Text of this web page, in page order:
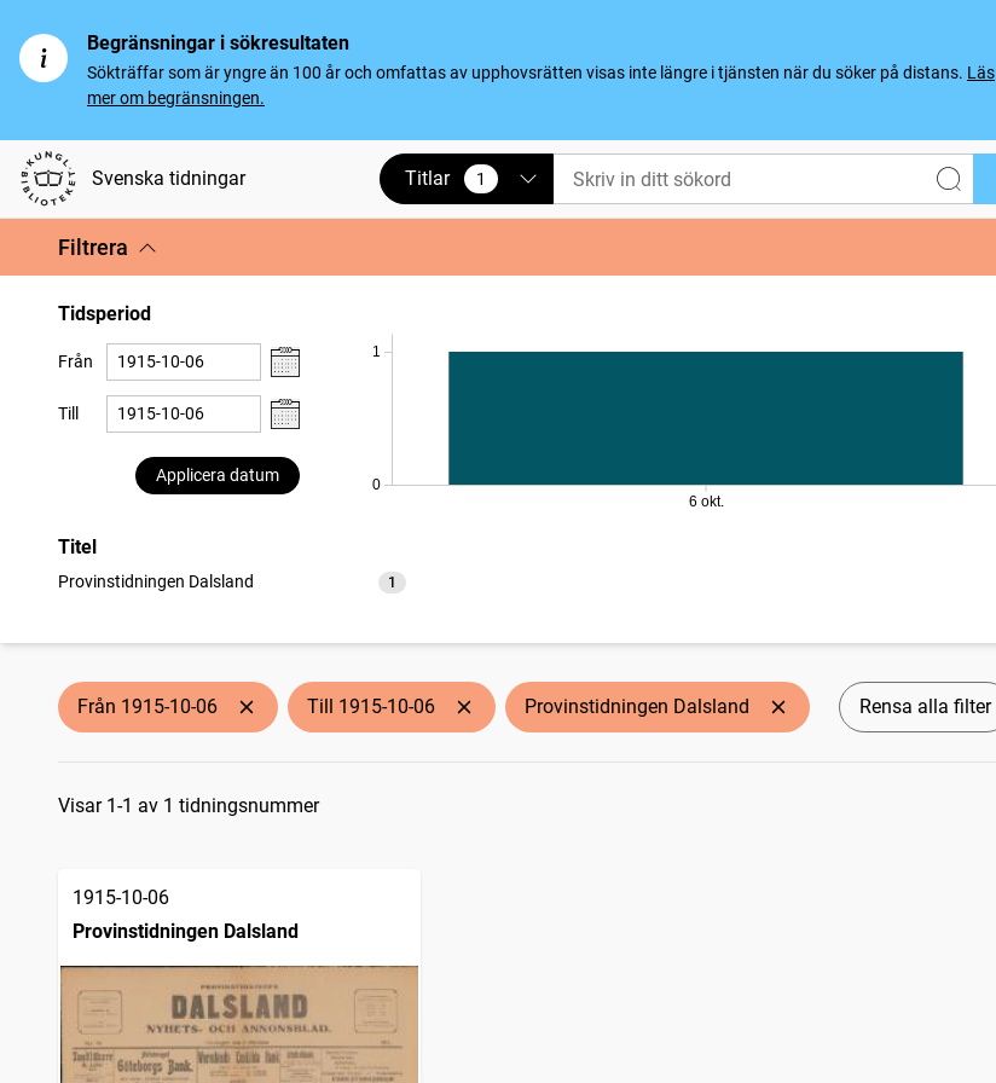
Begränsningar i sökresultaten
Sökträffar som är yngre än 100 år och omfattas av upphovsrätten visas inte längre i tjänsten när du söker på distans. Läs
mer om begränsningen.
Svenska tidningar Titlar 1
vald
Filtrera
Tidsperiod
Från
Till
Applicera datum
0
1
6 okt.
Titel
Provinstidningen Dalsland 1
träffar
Från 1915-10-06 Till 1915-10-06 Provinstidningen Dalsland Rensa alla filter
Sökresultat
Visar 1-1 av 1 tidningsnummer
1915-10-06
Provinstidningen Dalsland